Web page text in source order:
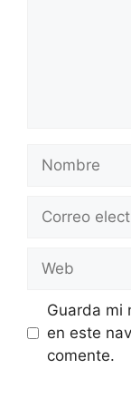
electrónico
Guarda mi
en este
comente.